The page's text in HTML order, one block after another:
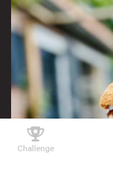
Challenge